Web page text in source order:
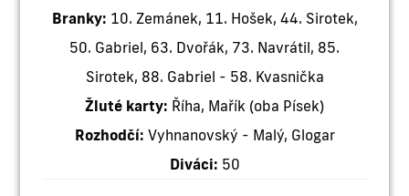
Branky: 10. Zemánek, 11. Hošek, 44. Sirotek,
50. Gabriel, 63. Dvořák, 73. Navrátil, 85.
Sirotek, 88. Gabriel - 58. Kvasnička
Žluté karty: Říha, Mařík (oba Písek)
Rozhodčí: Vyhnanovský - Malý, Glogar
Diváci: 50